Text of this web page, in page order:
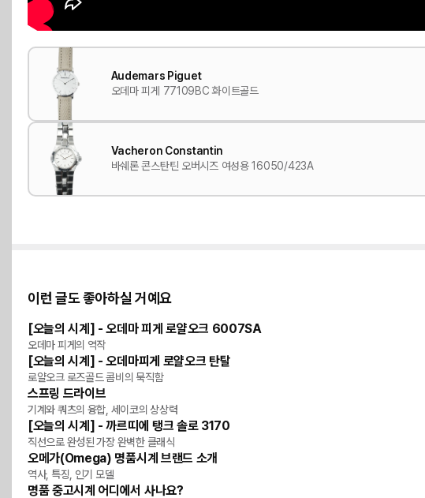
Audemars Piguet
오데마 피게 77109BC 화이트골드
Vacheron Constantin
바쉐론 콘스탄틴 오버시즈 여성용 16050/423A
이런 글도 좋아하실 거예요
리뷰
[오늘의 시계] - 오데마 피게 로얄오크 6007SA
오데마 피게의 역작
리뷰
[오늘의 시계] - 오데마피게 로얄오크 탄탈
로얄오크 로즈골드 콤비의 묵직함
위키
스프링 드라이브
기계와 쿼츠의 융합, 세이코의 상상력
리뷰
[오늘의 시계] - 까르띠에 탱크 솔로 3170
직선으로 완성된 가장 완벽한 클래식
위키
오메가(Omega) 명품시계 브랜드 소개
역사, 특징, 인기 모델
명품 중고시계 어디에서 사나요?